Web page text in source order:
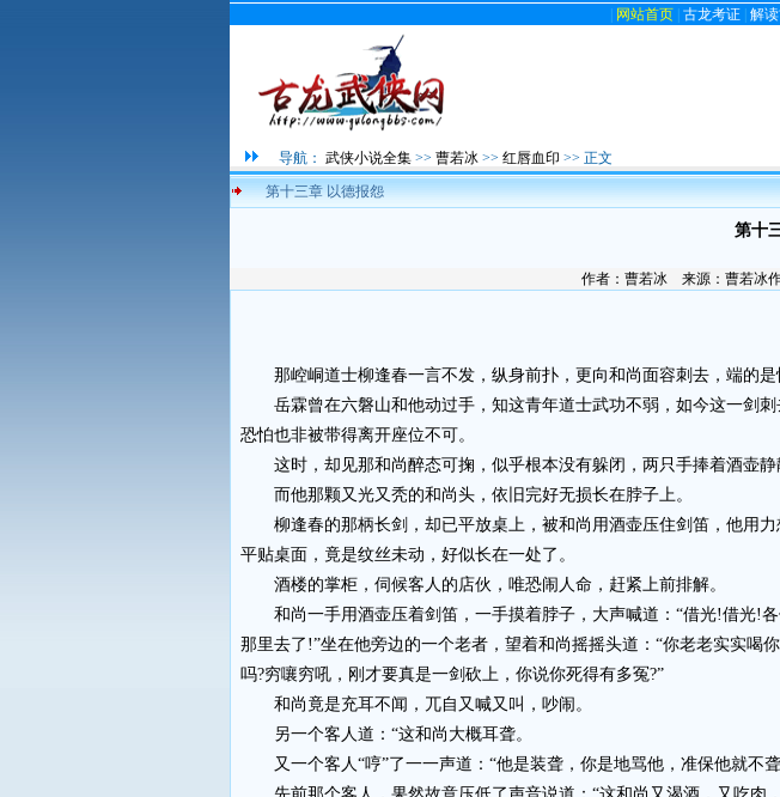
网站首页 古龙考证 解
导航： 武侠小说全集 >> 曹若冰 >> 红唇血印 >> 正文
第十三章 以德报怨
第十
作者： 曹若冰 来源： 曹若冰
那崆峒道士柳逢春一言不发，纵身前扑，更向和尚面容刺去，端的是
岳霖曾在六磐山和他动过手，知这青年道士武功不弱，如今这一剑刺
恐怕也非被带得离开座位不可。
这时，却见那和尚醉态可掬，似乎根本没有躲闭，两只手捧着酒壶静
而他那颗又光又秃的和尚头，依旧完好无损长在脖子上。
柳逢春的那柄长剑，却已平放桌上，被和尚用酒壶压住剑笛，他用力
平贴桌面，竟是纹丝未动，好似长在一处了。
酒楼的掌柜，伺候客人的店伙，唯恐闹人命，赶紧上前排解。
和尚一手用酒壶压着剑笛，一手摸着脖子，大声喊道：“借光!借光!各
那里去了!”坐在他旁边的一个老者，望着和尚摇摇头道：“你老老实实喝
吗?穷嚷穷吼，刚才要真是一剑砍上，你说你死得有多冤?”
和尚竟是充耳不闻，兀自又喊又叫，吵闹。
另一个客人道：“这和尚大概耳聋。
又一个客人“哼”了一一声道：“他是装聋，你是地骂他，准保他就不